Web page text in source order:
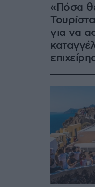
«Πόσα
για να